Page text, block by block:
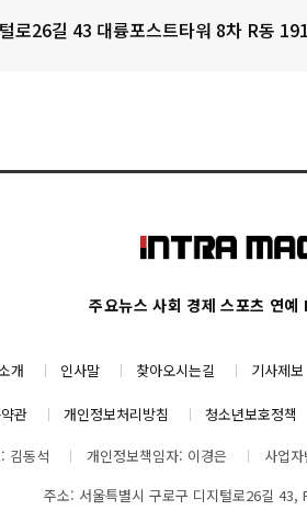
로26길 43 대륭포스트타워 8차 R동
주요뉴스 사회 경제 스포츠 연예
개 인사말 찾아오시는길 기사제보
관 개인정보처리방침 청소년보호정책
김동석 개인정보책임자: 이경은 사업
주소: 서울특별시 구로구 디지털로26길 43,